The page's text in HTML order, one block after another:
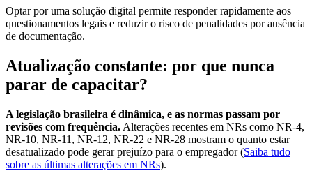
Optar por uma solução digital permite responder rapidamente aos
questionamentos legais e reduzir o risco de penalidades por ausência
de documentação.
Atualização constante: por que nunca
parar de capacitar?
A legislação brasileira é dinâmica, e as normas passam por
revisões com frequência. Alterações recentes em NRs como NR-4,
NR-10, NR-11, NR-12, NR-22 e NR-28 mostram o quanto estar
desatualizado pode gerar prejuízo para o empregador (Saiba tudo
sobre as últimas alterações em NRs).